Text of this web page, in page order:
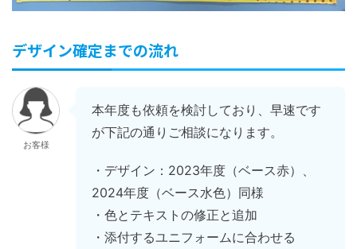
デザイン確定までの流れ
お客様
本年度も依頼を検討しており、早速です
が下記の通りご相談になります。
・デザイン：2023年度（ベース赤）、
2024年度（ベース水色）同様
・色とテキストの修正と追加
・添付するユニフォームに合わせる